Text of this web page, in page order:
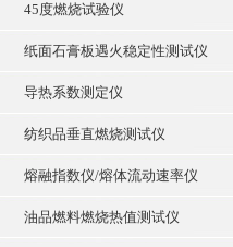
45度燃烧试验仪
纸面石膏板遇火稳定性测试仪
导热系数测定仪
纺织品垂直燃烧测试仪
熔融指数仪/熔体流动速率仪
油品燃料燃烧热值测试仪